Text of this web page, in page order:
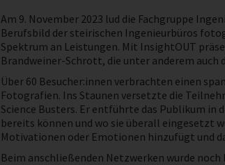
Am 9. November 2023 lud die Fachgruppe
Berufsbild der steirischen Ingenieurbüros
Spektrum an Leistungen. Mit InsightOUT
Brandweiner-Schrott, die unter anderem
Über 60 Besucher:innen verbrachten einen
Fotografien. Ins Staunen versetzte die
Science Busters. Er entführte das Publikum
bereits können und wo sie überall eingesetzt
Motivationen oder Emotionen hinzufügt und
Beim anschließenden Netzwerken wurde